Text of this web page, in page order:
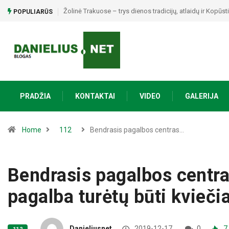
POPULIARŪS Žolinė Trakuose – trys dienos tradicijų, atlaidų ir
PRADŽIA KONTAKTAI VIDEO GALERIJA
Home 112 Bendrasis pagalbos centras…
Bendrasis pagalbos
pagalba turėtų būti